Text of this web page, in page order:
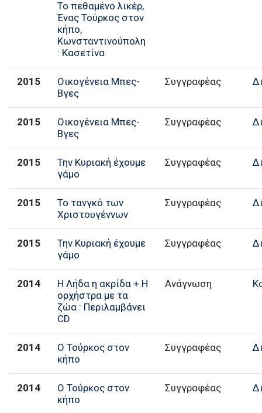
Το πεθαμένο λικέρ,
Ένας Τούρκος στον
κήπο,
Κωνσταντινούπολη
: Κασετίνα
2015
Οικογένεια Μπες-
Βγες
Συγγραφέας
2015
Οικογένεια Μπες-
Βγες
Συγγραφέας
2015
Την Κυριακή έχουμε
γάμο
Συγγραφέας
2015
Το τανγκό των
Χριστουγέννων
Συγγραφέας
2015
Την Κυριακή έχουμε
γάμο
Συγγραφέας
2014
Η Λήδα η ακρίδα + Η
ορχήστρα με τα
ζώα : Περιλαμβάνει
CD
Ανάγνωση
2014
Ο Τούρκος στον
κήπο
Συγγραφέας
2014
Ο Τούρκος στον
κήπο
Συγγραφέας